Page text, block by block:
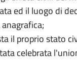
ed il luogo di
il proprio stato
celebrata